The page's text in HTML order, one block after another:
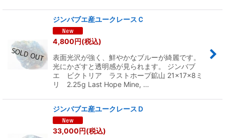
ジンバブエ産ユークレースＣ
4,800円(税込)
表面光沢が強く、鮮やかなブルーが綺麗です。
光にかざすと透明感が見られます。 ジンバブ
エ ビクトリア ラストホープ鉱山 21×17×8ミ
リ 2.25g Last Hope Mine, …
ジンバブエ産ユークレースＤ
33,000円(税込)